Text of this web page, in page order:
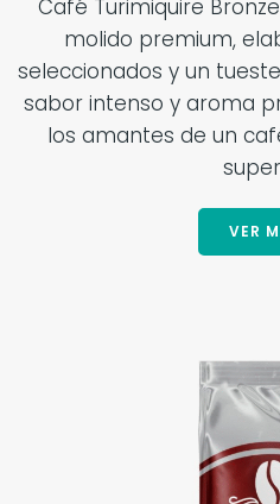
Café Turimiquire
molido premium,
seleccionados y un
sabor intenso y aroma
los amantes de un
VER